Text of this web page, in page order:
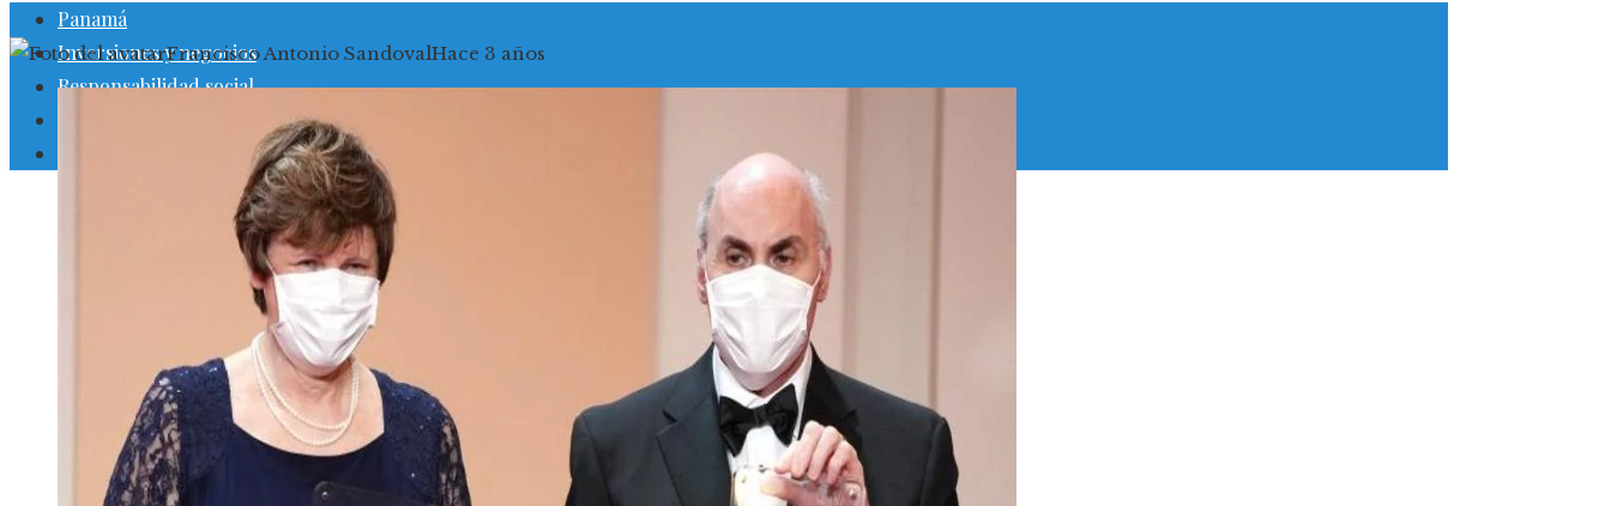
Panamá
Inversiones y negocios
Responsabilidad social
Francisco Antonio SandovalHace 3 años